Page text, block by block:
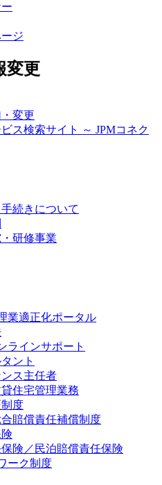
ジ
変更
変更
ス検索サイト ～ JPMコネク
続きについて
研修事業
業適正化ポータル
ラインサポート
ント
ス主任者
住宅管理業務
度
賠償責任補償制度
険／民泊賠償責任保険
ーク制度